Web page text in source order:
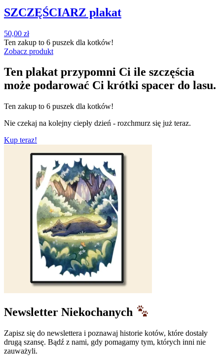
SZCZĘŚCIARZ plakat
50,00 zł
Ten zakup to 6 puszek dla kotków!
Zobacz produkt
Ten plakat przypomni Ci ile szczęścia
może podarować Ci krótki spacer do lasu.
Ten zakup to 6 puszek dla kotków!
Nie czekaj na kolejny ciepły dzień - rozchmurz się już teraz.
Kup teraz!
Newsletter Niekochanych
Zapisz się do newslettera i poznawaj historie kotów, które dostały
drugą szansę. Bądź z nami, gdy pomagamy tym, których inni nie
zauważyli.